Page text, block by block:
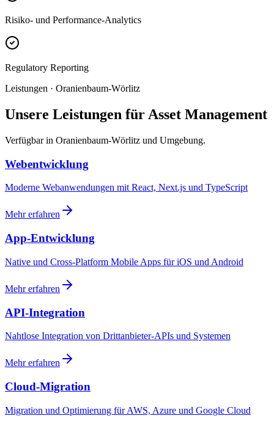
Risiko- und Performance-Analytics
Regulatory Reporting
Leistungen · Oranienbaum-Wörlitz
Unsere Leistungen für Asset Management
Verfügbar in Oranienbaum-Wörlitz und Umgebung.
Webentwicklung
Moderne Webanwendungen mit React, Next.js und TypeScript
Mehr erfahren
App-Entwicklung
Native und Cross-Platform Mobile Apps für iOS und Android
Mehr erfahren
API-Integration
Nahtlose Integration von Drittanbieter-APIs und Systemen
Mehr erfahren
Cloud-Migration
Migration und Optimierung für AWS, Azure und Google Cloud